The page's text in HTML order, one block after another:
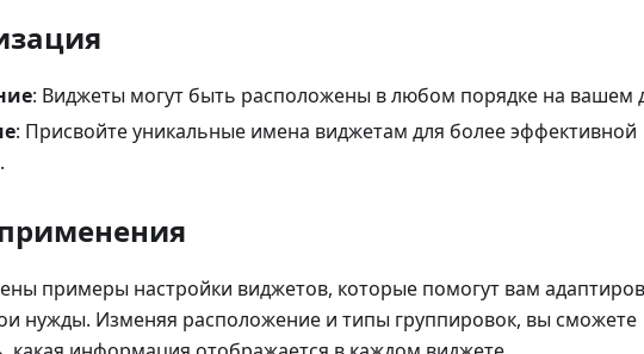
: Виджеты могут быть расположены в любом порядке на вашем
: Присвойте уникальные имена виджетам для более эффективной
примеры настройки виджетов, которые помогут вам
нужды. Изменяя расположение и типы группировок, вы сможете